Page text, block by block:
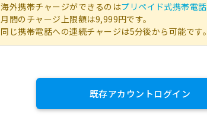
海外携帯チャージができるのはプリペイド式携帯電話
月間のチャージ上限額は9,999円です。
同じ携帯電話への連続チャージは5分後から可能です。
既存アカウントログイン